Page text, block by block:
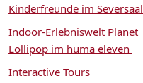
Kinderfreunde im Seversaal
Indoor-Erlebniswelt Planet
Lollipop im huma eleven
Interactive Tours